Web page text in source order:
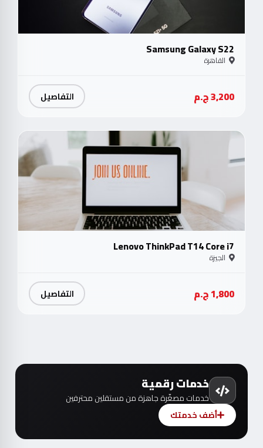
Samsung Galaxy S22
القاهرة
3,200 ج.م التفاصيل
Lenovo ThinkPad T14 Core i7
الجيزة
1,800 ج.م التفاصيل
خدمات رقمية
خدمات مصغّرة جاهزة من مستقلين محترفين
أضف خدمتك